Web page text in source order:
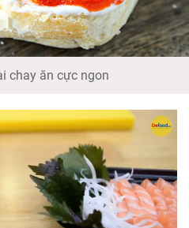
chay ăn cực ngon